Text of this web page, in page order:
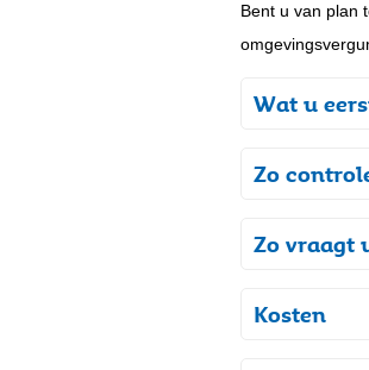
Bent u van plan
Wat u
Zo
Zo vraagt
Kosten